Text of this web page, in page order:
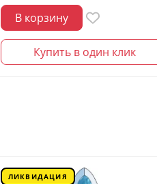
В корзину
Купить в один клик
ЛИКВИДАЦИЯ